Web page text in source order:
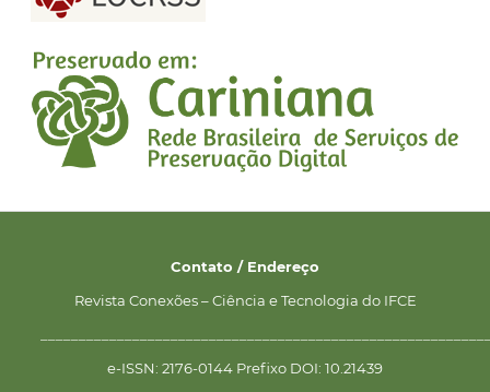
Contato / Endereço
Revista Conexões – Ciência e Tecnologia do IFCE
e-ISSN: 2176-0144 Prefixo DOI: 10.21439